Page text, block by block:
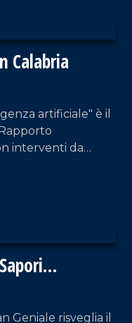
Calabria
artificiale" è il
interventi da
tra storia,
Geniale risveglia il